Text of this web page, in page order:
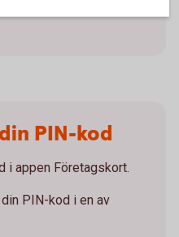
PIN-kod
i appen Företagskort.
PIN-kod i en av